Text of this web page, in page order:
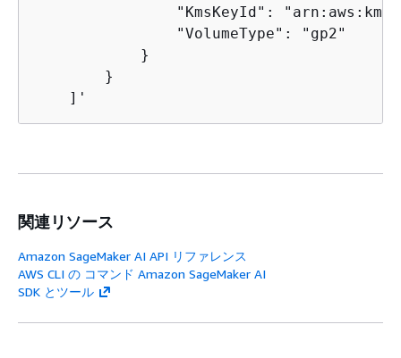
                "KmsKeyId": "arn:aws:kms:
                "VolumeType": "gp2"
            }
        }
    ]'
関連リソース
Amazon SageMaker AI API リファレンス
AWS CLI の コマンド Amazon SageMaker AI
SDK とツール